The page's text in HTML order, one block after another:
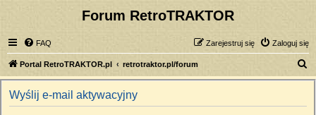
Forum RetroTRAKTOR
FAQ Zaloguj się
Zarejestruj się
Portal RetroTRAKTOR.pl retrotraktor.pl/forum
z
Wyślij e-mail aktywacyjny